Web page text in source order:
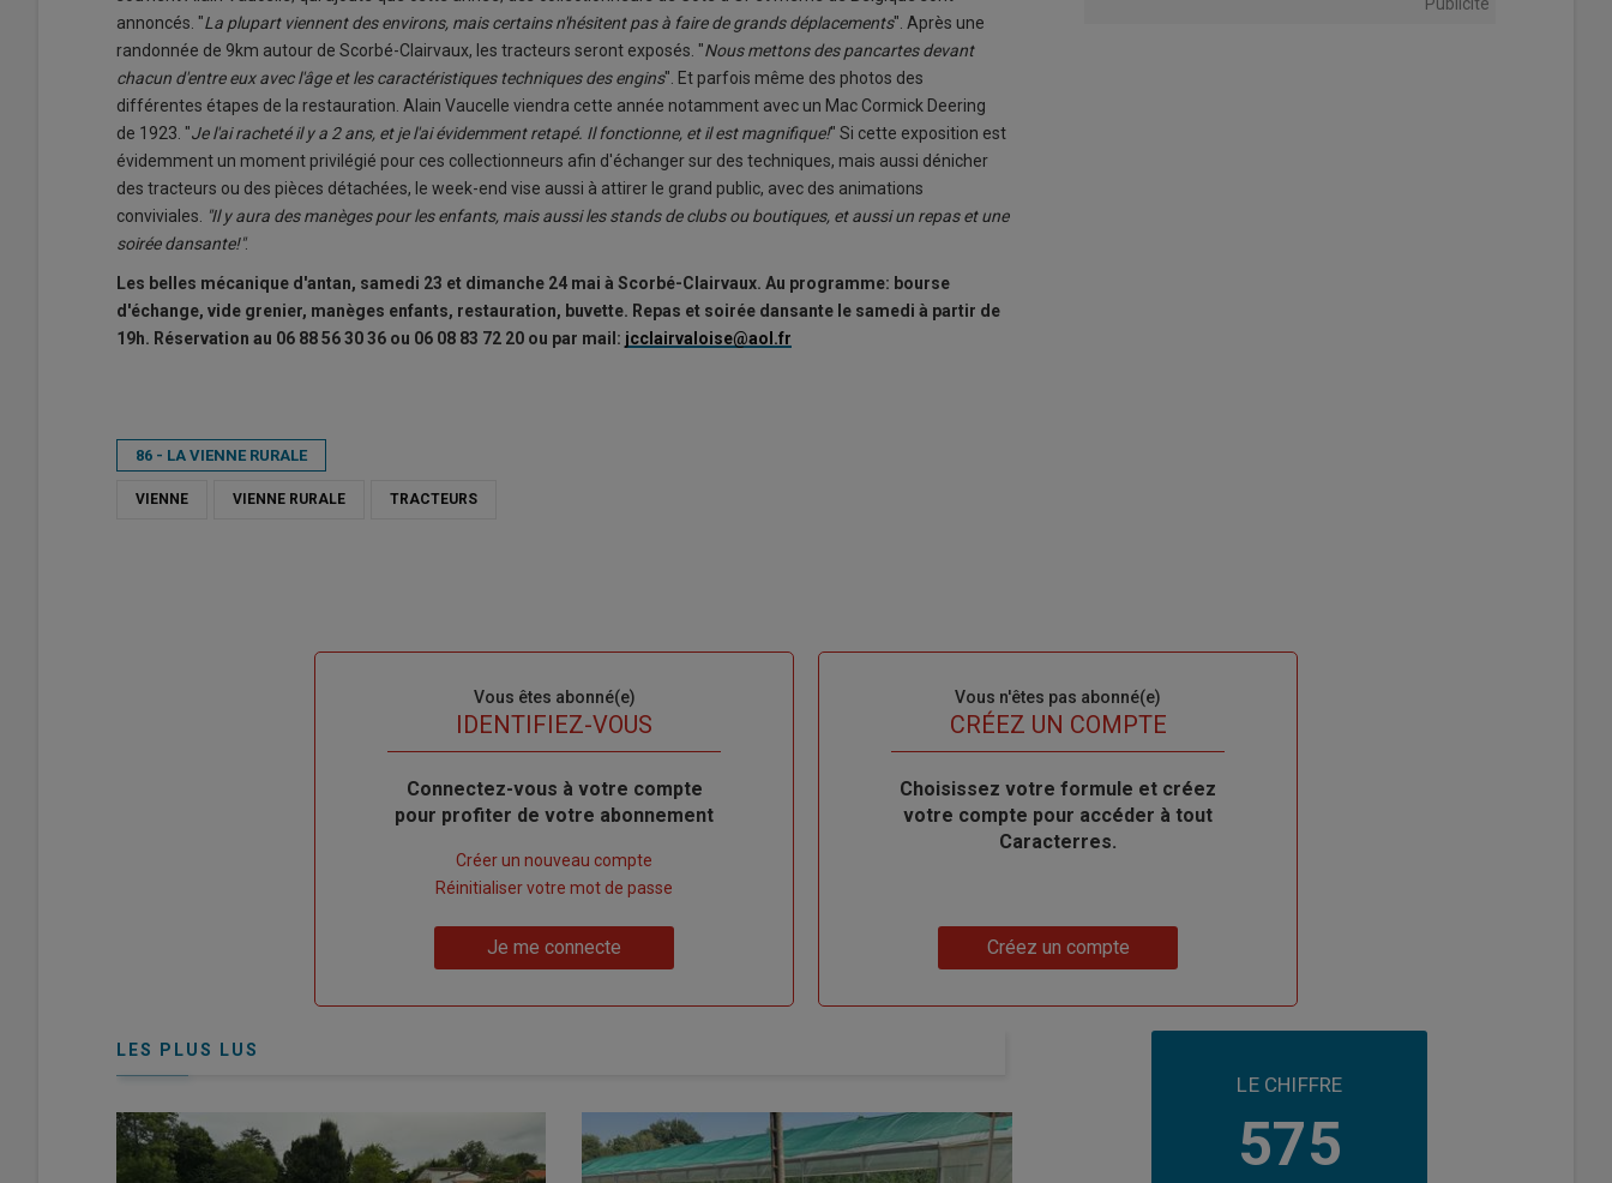
annoncés. "La plupart viennent des environs, mais certains n'hésitent pas à faire de grands déplacements". Après une
randonnée de 9km autour de Scorbé-Clairvaux, les tracteurs seront exposés. "Nous mettons des pancartes devant
chacun d'entre eux avec l'âge et les caractéristiques techniques des engins". Et parfois même des photos des
différentes étapes de la restauration. Alain Vaucelle viendra cette année notamment avec un Mac Cormick Deering
de 1923. "Je l'ai racheté il y a 2 ans, et je l'ai évidemment retapé. Il fonctionne, et il est magnifique!" Si cette exposition est
évidemment un moment privilégié pour ces collectionneurs afin d'échanger sur des techniques, mais aussi dénicher
des tracteurs ou des pièces détachées, le week-end vise aussi à attirer le grand public, avec des animations
conviviales.
"Il y aura des manèges pour les enfants, mais aussi les stands de clubs ou boutiques, et aussi un repas et une
soirée dansante!".
Les belles mécanique d'antan, samedi 23 et dimanche 24 mai à Scorbé-Clairvaux. Au programme: bourse
d'échange, vide grenier, manèges enfants, restauration, buvette. Repas et soirée dansante le samedi à partir de
19h. Réservation au 06 88 56 30 36 ou 06 08 83 72 20 ou par mail: jcclairvaloise@aol.fr
86 - LA VIENNE RURALE
VIENNE VIENNE RURALE TRACTEURS
Vous êtes abonné(e)
IDENTIFIEZ-VOUS
Body
Connectez-vous à votre compte
pour profiter de votre abonnement
compte"
Créer un nouveau compte
Réinitialiser votre mot de passe
Je me connecte
Vous n'êtes pas abonné(e)
TITRECRÉEZ UN COMPTE
Body
Choisissez votre formule et créez
votre compte pour accéder à tout
Caracterres.
Créez un compte
LES PLUS LUS
LE CHIFFRE
575